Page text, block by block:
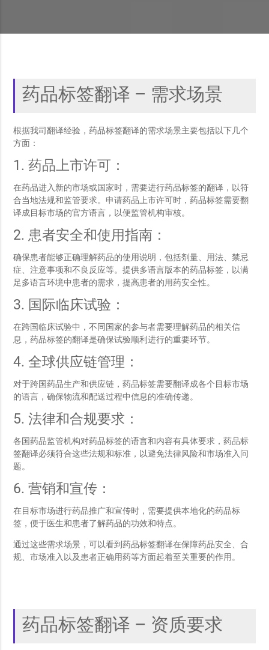
药品标签翻译 – 需求场景
根据我司翻译经验，药品标签翻译的需求场景主要包括以下几个
方面：
1. 药品上市许可：
在药品进入新的市场或国家时，需要进行药品标签的翻译，以符
合当地法规和监管要求。申请药品上市许可时，药品标签需要翻
译成目标市场的官方语言，以便监管机构审核。
2. 患者安全和使用指南：
确保患者能够正确理解药品的使用说明，包括剂量、用法、禁忌
症、注意事项和不良反应等。提供多语言版本的药品标签，以满
足多语言环境中患者的需求，提高患者的用药安全性。
3. 国际临床试验：
在跨国临床试验中，不同国家的参与者需要理解药品的相关信
息，药品标签的翻译是确保试验顺利进行的重要环节。
4. 全球供应链管理：
对于跨国药品生产和供应链，药品标签需要翻译成各个目标市场
的语言，确保物流和配送过程中信息的准确传递。
5. 法律和合规要求：
各国药品监管机构对药品标签的语言和内容有具体要求，药品标
签翻译必须符合这些法规和标准，以避免法律风险和市场准入问
题。
6. 营销和宣传：
在目标市场进行药品推广和宣传时，需要提供本地化的药品标
签，便于医生和患者了解药品的功效和特点。
通过这些需求场景，可以看到药品标签翻译在保障药品安全、合
规、市场准入以及患者正确用药等方面起着至关重要的作用。
药品标签翻译 – 资质要求